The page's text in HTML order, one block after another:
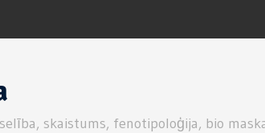
CEPUMU KŪKA
skaistums, fenotipoloģija, bio